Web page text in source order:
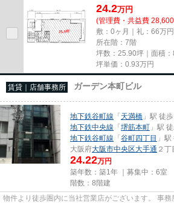
24.2万円
(管理費・共益費
敷：0ヶ月｜礼：66万円
所在階：7階
坪数：25.90坪｜面積：
坪単価： 0.93万円
賃貸｜店舗事務所 ガーデン本町ビル
地下鉄谷町線 「天満橋 」駅 徒
地下鉄中央線 「堺筋本町 」駅
地下鉄谷町線 「谷町四丁目 」
大阪府大阪市中央区大手通 ２
24.22万円
築年数：築1年 ｜募集中： 6室
階数：8階建
物件より徒歩圏内に当社営業店がございます。 事